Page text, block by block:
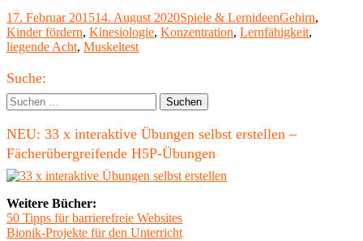
mit
Kindern"
Veröffentlicht
am
17. Februar 201514. August 2020Kategorien
Spiele & LernideenSchlagwörter
Gehirn,
Kinder fördern, Kinesiologie, Konzentration, Lernfähigkeit,
liegende Acht, Muskeltest
Haupt-
Seitenleiste
Suche:
Suchen
nach:
NEU: 33 x interaktive Übungen selbst erstellen –
Fächerübergreifende H5P-Übungen
Weitere Bücher:
50 Tipps für barrierefreie Websites
Bionik-Projekte für den Unterricht